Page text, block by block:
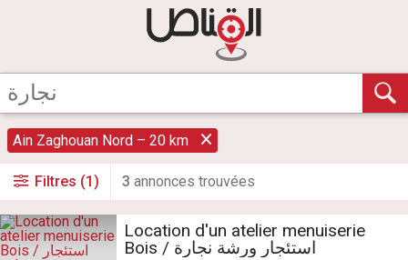
Ain Zaghouan Nord – 20 km
Filtres (1) 3 annonces trouvées
Location d'un atelier menuiserie
Bois / استئجار ورشة نجارة